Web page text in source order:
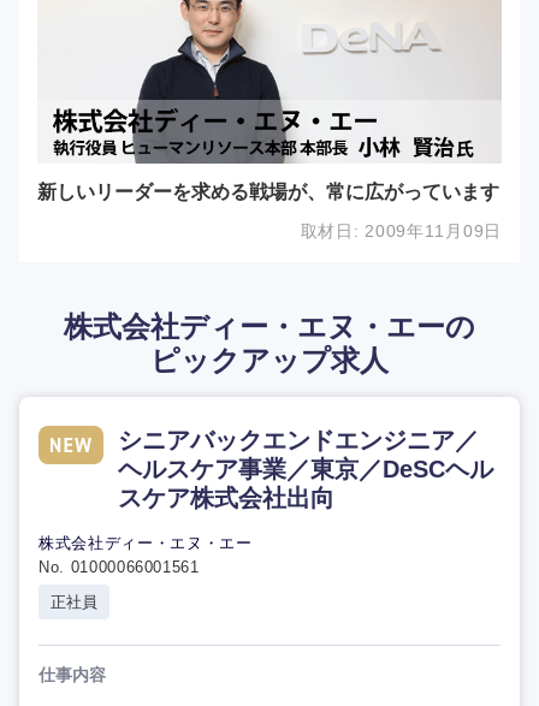
新しいリーダーを求める戦場が、常に広がっています
取材日:2009年11月09日
株式会社ディー・エヌ・エーの
ピックアップ求人
シニアバックエンドエンジニア／
ヘルスケア事業／東京／DeSCヘル
スケア株式会社出向
株式会社ディー・エヌ・エー
No. 01000066001561
正社員
仕事内容